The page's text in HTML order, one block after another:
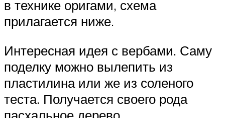
в технике оригами, схема
прилагается ниже.
Интересная идея с вербами. Саму
поделку можно вылепить из
пластилина или же из соленого
теста. Получается своего рода